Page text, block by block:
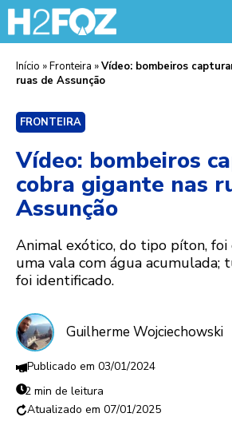
Início »Fronteira »Vídeo: bombeiros
ruas de Assunção
FRONTEIRA
Vídeo: bombeiros
cobra gigante nas
Assunção
Animal exótico, do tipo píton,
uma vala com água acumulada;
foi identificado.
Guilherme Wojciechowski
03/01/2024
2 min de leitura
07/01/2025